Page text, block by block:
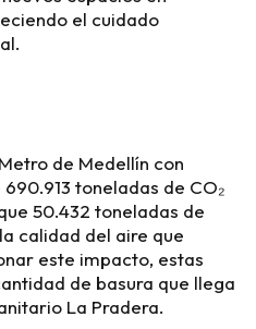
el cuidado
de Medellín con
toneladas de CO₂
50.432 toneladas de
calidad del aire que
este impacto, estas
de basura que llega
La Pradera.